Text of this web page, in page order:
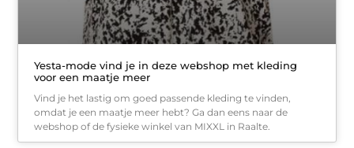
Yesta-mode vind je in deze webshop met kleding
voor een maatje meer
Vind je het lastig om goed passende kleding te vinden,
omdat je een maatje meer hebt? Ga dan eens naar de
webshop of de fysieke winkel van MIXXL in Raalte.